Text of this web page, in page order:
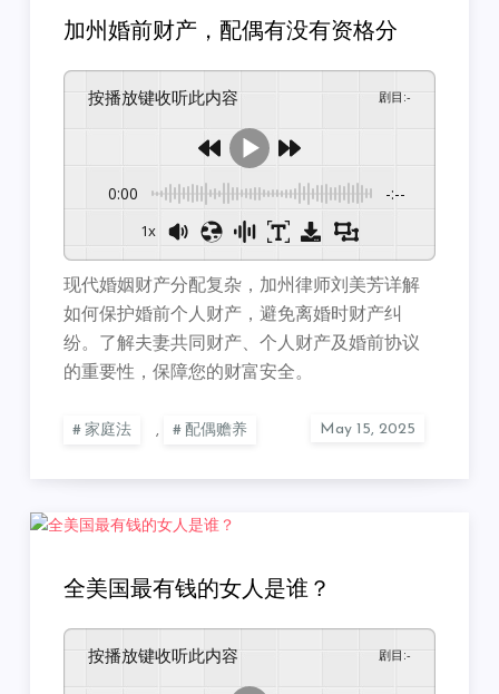
加州婚前财产，配偶有没有资格分
按播放键收听此内容 剧目 :-
0:00 -:--
1x
现代婚姻财产分配复杂，加州律师刘美芳详解
如何保护婚前个人财产，避免离婚时财产纠
纷。了解夫妻共同财产、个人财产及婚前协议
的重要性，保障您的财富安全。
家庭法 , 配偶赡养
全美国最有钱的女人是谁？
按播放键收听此内容 剧目 :-